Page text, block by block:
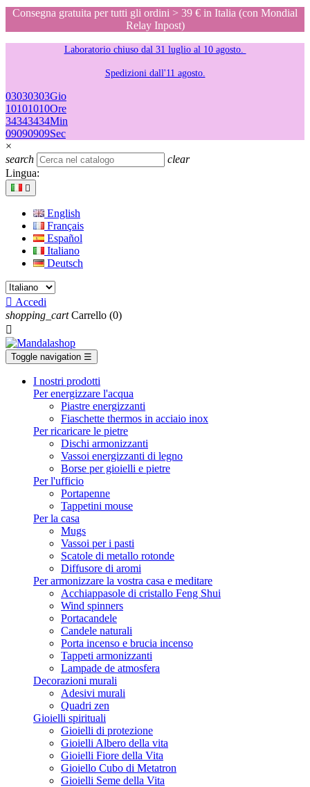
Consegna gratuita per tutti gli ordini > 39 € in Italia (con Mondial
Relay Inpost)
Laboratorio chiuso dal 31 luglio al 10 agosto.
Spedizioni dall'11 agosto.
03030303Gio
10101010Ore
34343434Min
09090909Sec
×
search
clear
Lingua:

English
Français
Español
Italiano
Deutsch
 Accedi
shopping_cart Carrello (0)

Toggle navigation ☰
I nostri prodotti
Per energizzare l'acqua
Piastre energizzanti
Fiaschette thermos in acciaio inox
Per ricaricare le pietre
Dischi armonizzanti
Vassoi energizzanti di legno
Borse per gioielli e pietre
Per l'ufficio
Portapenne
Tappetini mouse
Per la casa
Mugs
Vassoi per i pasti
Scatole di metallo rotonde
Diffusore di aromi
Per armonizzare la vostra casa e meditare
Acchiappasole di cristallo Feng Shui
Wind spinners
Portacandele
Candele naturali
Porta incenso e brucia incenso
Tappeti armonizzanti
Lampade de atmosfera
Decorazioni murali
Adesivi murali
Quadri zen
Gioielli spirituali
Gioielli di protezione
Gioielli Albero della vita
Gioielli Fiore della Vita
Gioiello Cubo di Metatron
Gioielli Seme della Vita